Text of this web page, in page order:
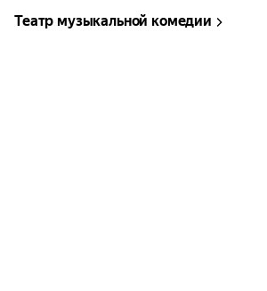
разлито предвкушение счастья.
объявлены. За час до полуночи
Театр музыкальной комедии